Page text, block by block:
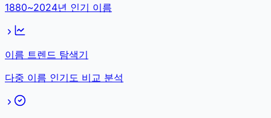
1880~2024년 인기 이름
이름 트렌드 탐색기
다중 이름 인기도 비교 분석